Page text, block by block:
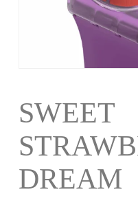
SWEET
DREAM